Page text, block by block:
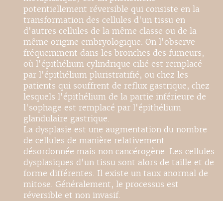
potentiellement réversible qui consiste en la
transformation des cellules d'un tissu en
d'autres cellules de la même classe ou de la
même origine embryologique. On l'observe
fréquemment dans les bronches des fumeurs,
où l'épithélium cylindrique cilié est remplacé
par l'épithélium pluristratifié, ou chez les
patients qui souffrent de reflux gastrique, chez
lesquels l'épithélium de la partie inférieure de
l'sophage est remplacé par l'épithélium
glandulaire gastrique.
La dysplasie est une augmentation du nombre
de cellules de manière relativement
désordonnée mais non cancérogène. Les cellules
dysplasiques d'un tissu sont alors de taille et de
forme différentes. Il existe un taux anormal de
mitose. Généralement, le processus est
réversible et non invasif.